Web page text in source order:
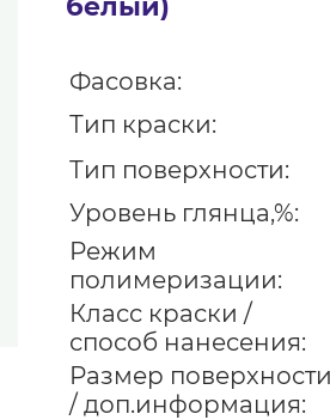
белый)
Фасовка:
Тип краски:
Тип поверхности:
Уровень глянца,%:
Режим
полимеризации:
Класс краски /
способ нанесения:
Размер поверхности
/ доп.информация: